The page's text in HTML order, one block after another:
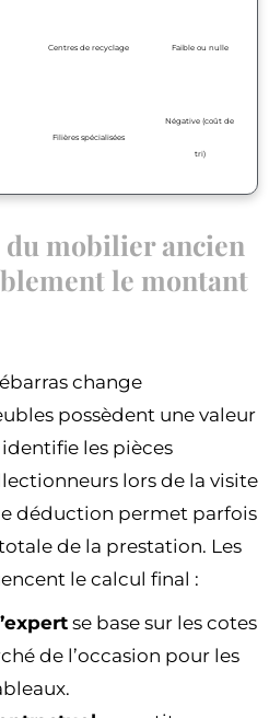
Centres de recyclage Faible ou nulle
Filières spécialisées
Négative (coût de
tri)
mobilier ancien
le montant
change
possèdent une valeur
les pièces
lors de la visite
déduction permet parfois
de la prestation. Les
le calcul final :
se base sur les cotes
de l’occasion pour les